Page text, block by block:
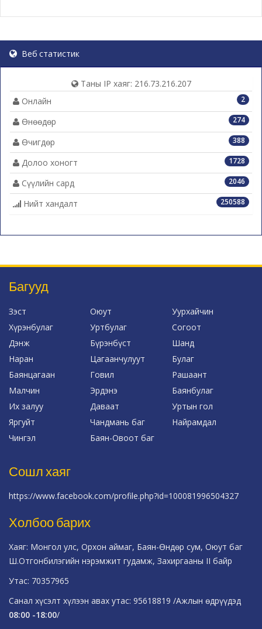
Веб статистик
Таны IP хаяг: 216.73.216.207
2
Онлайн
274
Өнөөдөр
388
Өчигдөр
1728
Долоо хоногт
2046
Сүүлийн сард
250588
Нийт хандалт
Багууд
Зэст Оюут
Уурхайчин
Хүрэнбулаг
Уртбулаг
Согоот
Дэнж
Бүрэнбүст
Шанд
Наран
Цагаанчулуут
Булаг
Баянцагаан
Говил
Рашаант
Малчин
Эрдэнэ
Баянбулаг
Их залуу
Даваат
Уртын гол
Яргуйт
Чандмань баг
Найрамдал
Чингэл
Баян-Овоот баг
Сошл хаяг
https://www.facebook.com/profile.php?id=100081996504327
Холбоо барих
Хаяг: Монгол улс, Орхон аймаг, Баян-Өндөр сум, Оюут баг
Ш.Отгонбилэгийн нэрэмжит гудамж, Захиргааны II байр
Утас: 70357965
Санал хүсэлт хүлээн авах утас: 95618819 /Ажлын өдрүүдэд
08:00 -18:00/